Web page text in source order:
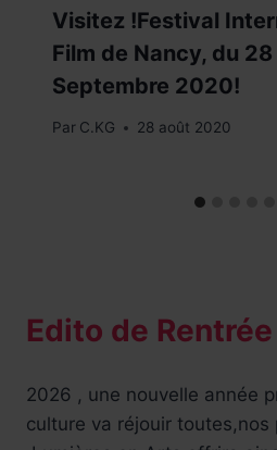
Visitez !Festival
Film de Nancy, du
Septembre 2020!
Par C.KG 28 août 2020
Edito de
2026 , une nouvelle année
culture va réjouir toutes,nos